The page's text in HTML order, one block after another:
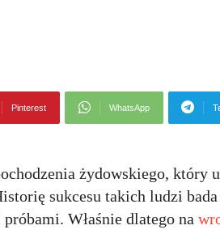
Pinterest WhatsApp
żydowskiego, który
sukcesu takich ludzi
Właśnie dlatego na